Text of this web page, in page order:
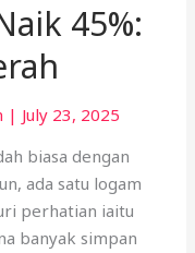
45%:
| July 23, 2025
biasa dengan
ada satu logam
perhatian iaitu
banyak simpan